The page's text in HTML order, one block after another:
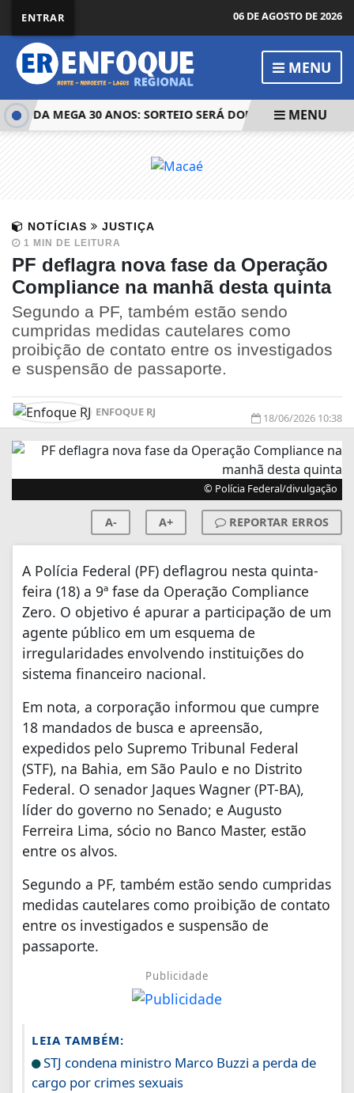
ENTRAR 06 DE AGOSTO DE 2026
MENU
DA MEGA 30 ANOS: SORTEIO SERÁ DOMINGO, ÀS 11H
MENU
NOTÍCIAS JUSTIÇA
1 MIN DE LEITURA
PF deflagra nova fase da Operação
Compliance na manhã desta quinta
Segundo a PF, também estão sendo
cumpridas medidas cautelares como
proibição de contato entre os investigados
e suspensão de passaporte.
ENFOQUE RJ 18/06/2026 10:38
© Polícia Federal/divulgação
A- A+ REPORTAR ERROS
A Polícia Federal (PF) deflagrou nesta quinta-
feira (18) a 9ª fase da Operação Compliance
Zero. O objetivo é apurar a participação de um
agente público em um esquema de
irregularidades envolvendo instituições do
sistema financeiro nacional.
Em nota, a corporação informou que cumpre
18 mandados de busca e apreensão,
expedidos pelo Supremo Tribunal Federal
(STF), na Bahia, em São Paulo e no Distrito
Federal. O senador Jaques Wagner (PT-BA),
líder do governo no Senado; e Augusto
Ferreira Lima, sócio no Banco Master, estão
entre os alvos.
Segundo a PF, também estão sendo cumpridas
medidas cautelares como proibição de contato
entre os investigados e suspensão de
passaporte.
Publicidade
LEIA TAMBÉM:
STJ condena ministro Marco Buzzi a perda de
cargo por crimes sexuais